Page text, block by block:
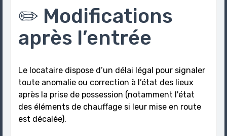
✏️ Modifications
après l’entrée
Le locataire dispose d’un délai légal pour signaler
toute anomalie ou correction à l’état des lieux
après la prise de possession (notamment l'état
des éléments de chauffage si leur mise en route
est décalée).